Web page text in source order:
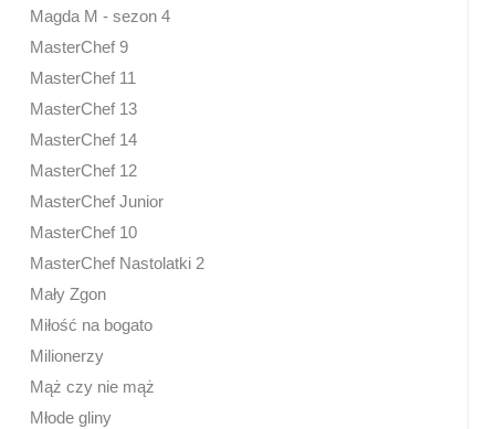
Magda M - sezon 4
MasterChef 9
MasterChef 11
MasterChef 13
MasterChef 14
MasterChef 12
MasterChef Junior
MasterChef 10
MasterChef Nastolatki 2
Mały Zgon
Miłość na bogato
Milionerzy
Mąż czy nie mąż
Młode gliny